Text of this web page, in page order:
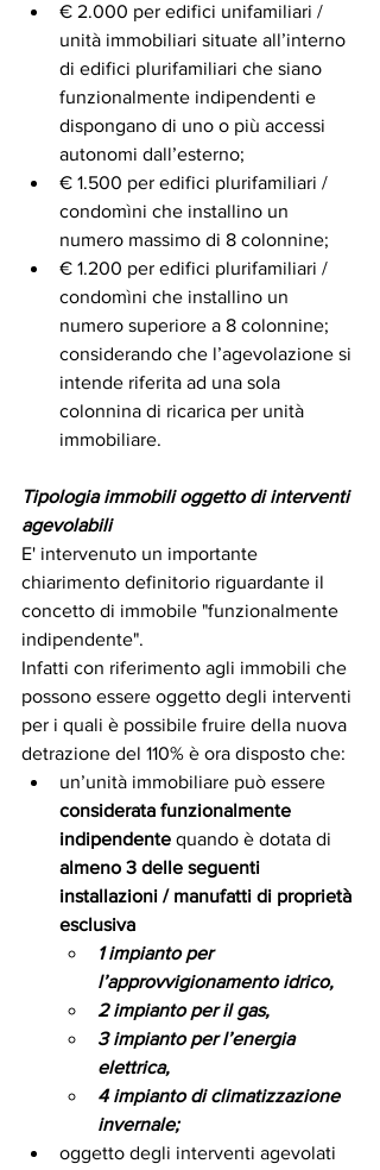
€ 2.000 per edifici unifamiliari /
unità immobiliari situate all’interno
di edifici plurifamiliari che siano
funzionalmente indipendenti e
dispongano di uno o più accessi
autonomi dall’esterno;
€ 1.500 per edifici plurifamiliari /
condomìni che installino un
numero massimo di 8 colonnine;
€ 1.200 per edifici plurifamiliari /
condomìni che installino un
numero superiore a 8 colonnine;
considerando che l’agevolazione si
intende riferita ad una sola
colonnina di ricarica per unità
immobiliare.
Tipologia immobili oggetto di interventi
agevolabili
E' intervenuto un importante
chiarimento definitorio riguardante il
concetto di immobile "funzionalmente
indipendente".
Infatti con riferimento agli immobili che
possono essere oggetto degli interventi
per i quali è possibile fruire della nuova
detrazione del 110% è ora disposto che:
un’unità immobiliare può essere
considerata funzionalmente
indipendente quando è dotata di
almeno 3 delle seguenti
installazioni / manufatti di proprietà
esclusiva
1 impianto per
l’approvvigionamento idrico,
2 impianto per il gas,
3 impianto per l’energia
elettrica,
4 impianto di climatizzazione
invernale;
oggetto degli interventi agevolati